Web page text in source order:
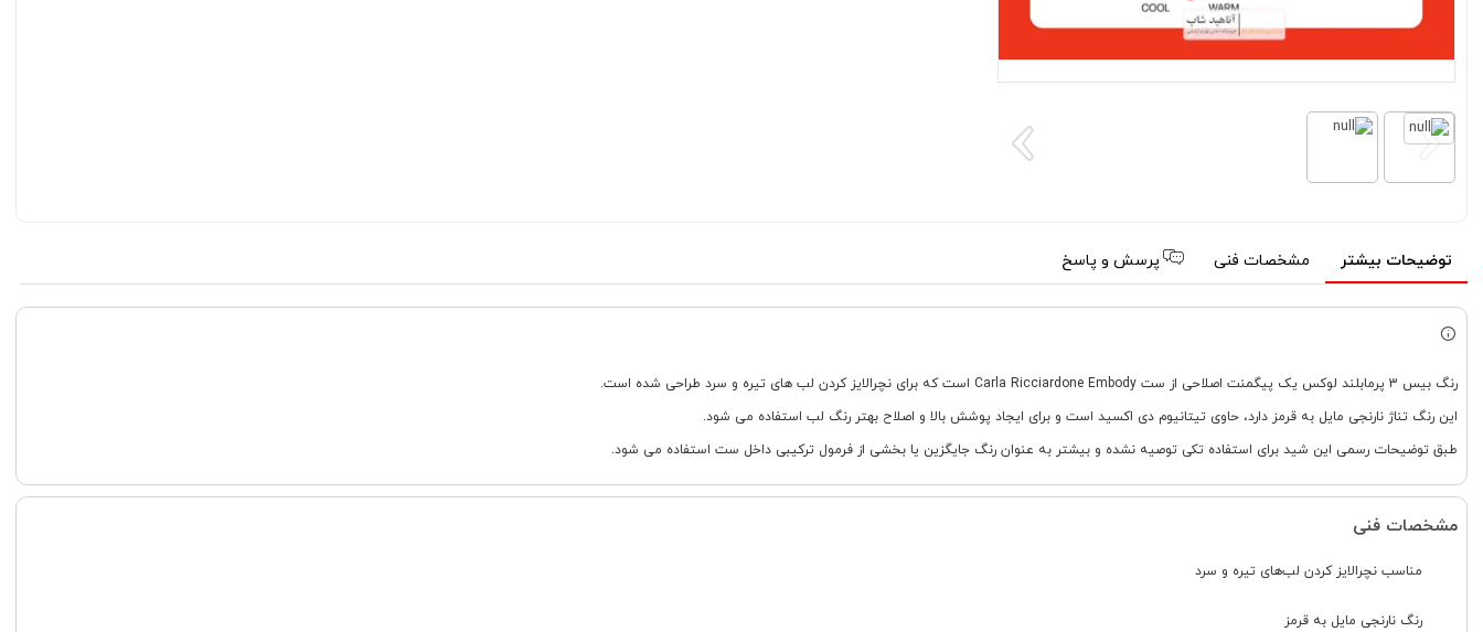
توضیحات بیشتر مشخصات فنی پرسش و پاسخ
رنگ بیس 3 پرمابلند لوکس یک پیگمنت اصلاحی از ست Carla Ricciardone Embody است که برای نچرالایز کردن لب های تیره و سرد طراحی شده است.
این رنگ تناژ نارنجی مایل به قرمز دارد، حاوی تیتانیوم دی اکسید است و برای ایجاد پوشش بالا و اصلاح بهتر رنگ لب استفاده می شود.
طبق توضیحات رسمی این شید برای استفاده تکی توصیه نشده و بیشتر به عنوان رنگ جایگزین یا بخشی از فرمول ترکیبی داخل ست استفاده می شود.
مشخصات فنی
مناسب نچرالایز کردن لب‌های تیره و سرد
رنگ نارنجی مایل به قرمز